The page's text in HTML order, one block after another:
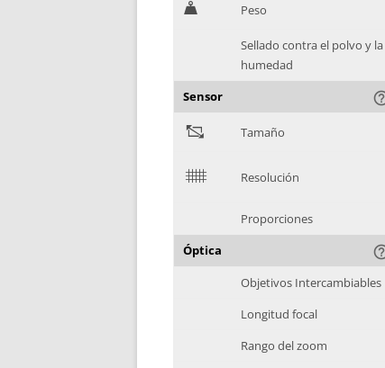
H Peso
Sellado contra el polvo y la
humedad
Sensor
" Tamaño
$ Resolución
Proporciones
Óptica
Objetivos Intercambiables
Longitud focal
Rango del zoom